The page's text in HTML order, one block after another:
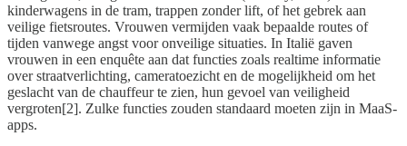
kinderwagens in de tram, trappen zonder lift, of het gebrek aan
veilige fietsroutes. Vrouwen vermijden vaak bepaalde routes of
tijden vanwege angst voor onveilige situaties. In Italië gaven
vrouwen in een enquête aan dat functies zoals realtime informatie
over straatverlichting, cameratoezicht en de mogelijkheid om het
geslacht van de chauffeur te zien, hun gevoel van veiligheid
vergroten[2]. Zulke functies zouden standaard moeten zijn in MaaS-
apps.